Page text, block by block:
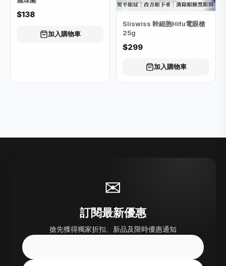
$138
加入購物車
Sliswiss 幹細胞Hifu電眼槍
25g
$299
加入購物車
✉
訂閱最新優惠
搶先獲得獨家折扣、新品及限時優惠通知